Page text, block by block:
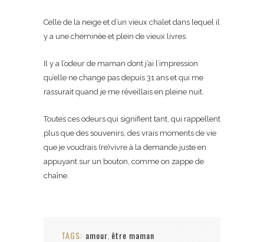
Celle de la neige et d’un vieux chalet dans lequel il
y a une cheminée et plein de vieux livres.
Il y a l’odeur de maman dont j’ai l’impression
qu’elle ne change pas depuis 31 ans et qui me
rassurait quand je me réveillais en pleine nuit.
Toutes ces odeurs qui signifient tant, qui rappellent
plus que des souvenirs, des vrais moments de vie
que je voudrais (re)vivre à la demande juste en
appuyant sur un bouton, comme on zappe de
chaîne.
TAGS: amour être maman